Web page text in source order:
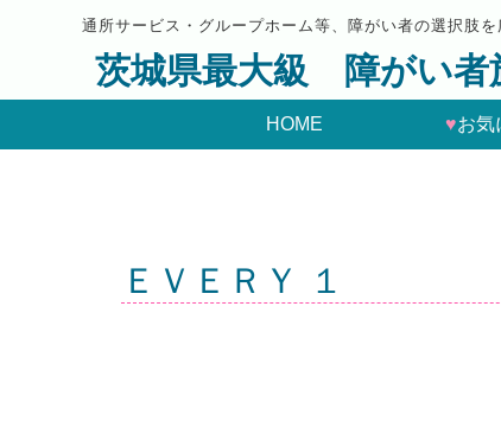
通所サービス・グループホーム等、障がい者の選択肢
茨城県最大級 障がい者
HOME ♥お気
ＥＶＥＲＹ １